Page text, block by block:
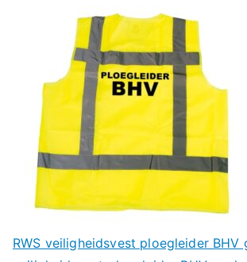
RWS veiligheidsvest ploegleider BHV